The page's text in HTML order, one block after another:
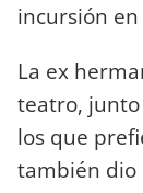
incursión
La ex
teatro, junto
los que
también dio